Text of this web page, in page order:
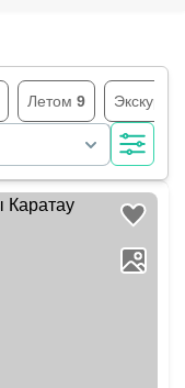
Летом 9